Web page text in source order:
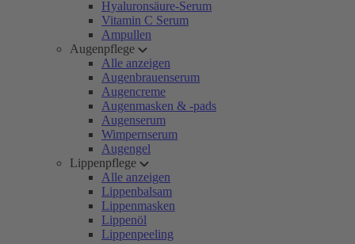
Hyaluronsäure-Serum
Vitamin C Serum
Ampullen
Augenpflege
Alle anzeigen
Augenbrauenserum
Augencreme
Augenmasken & -pads
Augenserum
Wimpernserum
Augengel
Lippenpflege
Alle anzeigen
Lippenbalsam
Lippenmasken
Lippenöl
Lippenpeeling